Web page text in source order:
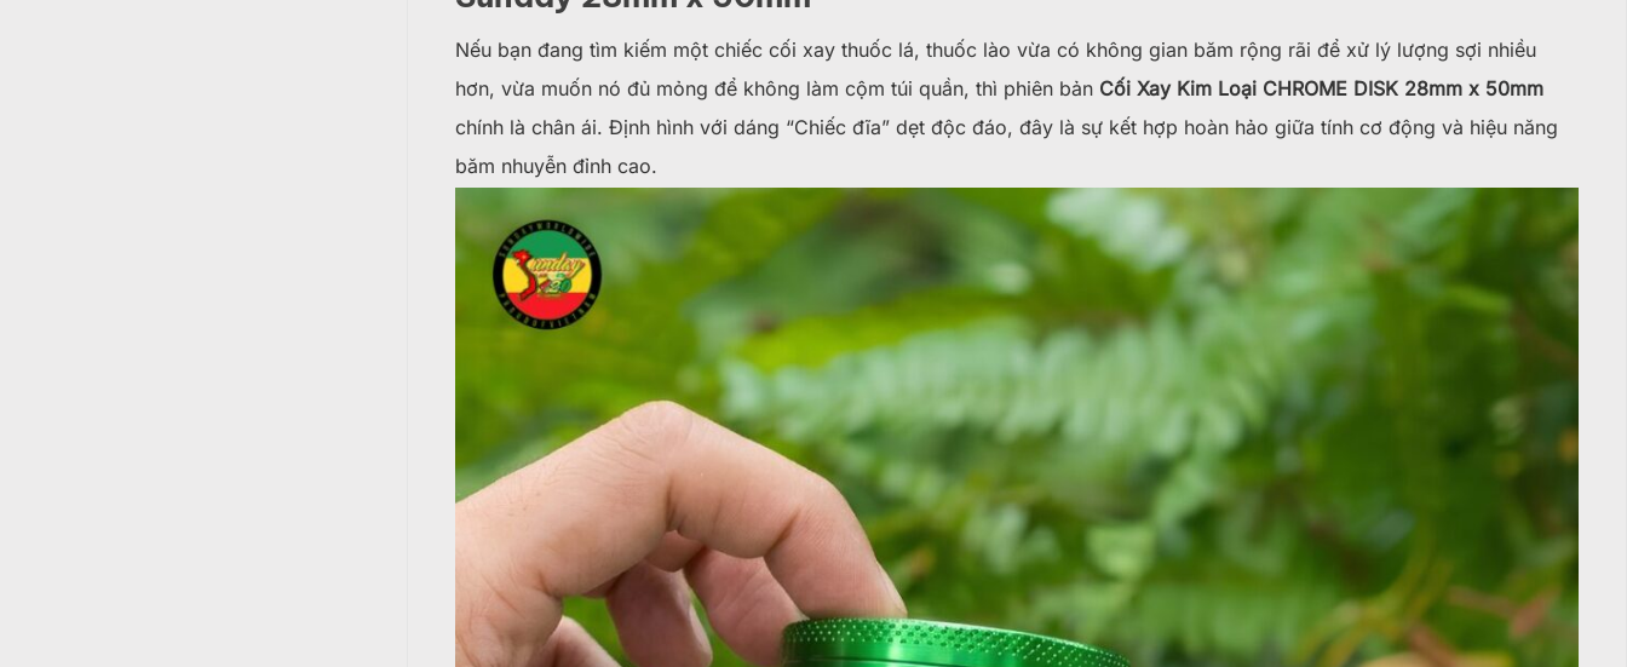
Nếu bạn đang tìm kiếm một chiếc cối xay thuốc lá, thuốc lào vừa có không gian băm rộng rãi để xử lý lượng sợi nhiều
hơn, vừa muốn nó đủ mỏng để không làm cộm túi quần, thì phiên bản Cối Xay Kim Loại CHROME DISK 28mm x 50mm
chính là chân ái. Định hình với dáng “Chiếc đĩa” dẹt độc đáo, đây là sự kết hợp hoàn hảo giữa tính cơ động và hiệu năng
băm nhuyễn đỉnh cao.